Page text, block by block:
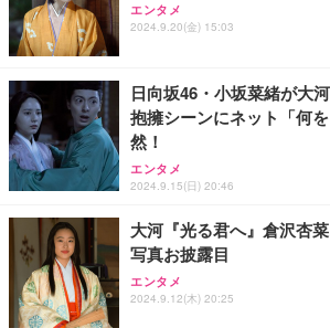
エンタメ
2024.9.20(金) 15:03
日向坂46・小坂菜緒が大
抱擁シーンにネット「何
然！
エンタメ
2024.9.15(日) 20:46
大河『光る君へ』倉沢杏
写真お披露目
エンタメ
2024.9.12(木) 20:25